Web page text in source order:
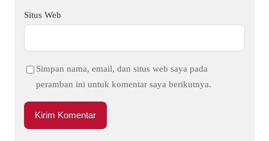
Situs Web
Simpan nama, email, dan situs web saya pada
peramban ini untuk komentar saya berikutnya.